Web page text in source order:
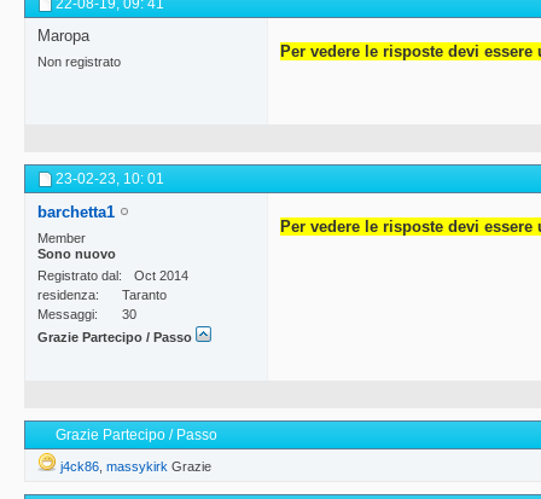
22-08-19, 09: 41
Maropa
Non registrato
Per vedere le risposte devi
23-02-23, 10: 01
barchetta1
Member
Sono nuovo
Registrato dal
Oct 2014
residenza
Taranto
Messaggi
30
Grazie Partecipo / Passo
Per vedere le risposte devi
Grazie Partecipo / Passo
j4ck86 massykirk Grazie